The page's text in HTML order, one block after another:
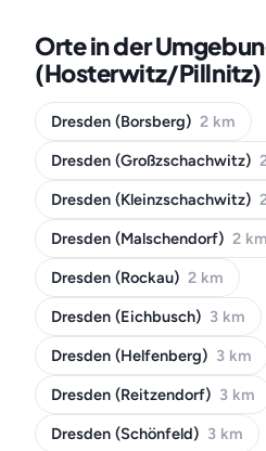
Orte in der
(Hosterwitz/Pillnitz)
Dresden (Borsberg) 2 km
Dresden (Großzschachwitz)
Dresden (Kleinzschachwitz)
Dresden (Malschendorf) 2 km
Dresden (Rockau) 2 km
Dresden (Eichbusch) 3 km
Dresden (Helfenberg) 3 km
Dresden (Reitzendorf) 3 km
Dresden (Schönfeld) 3 km